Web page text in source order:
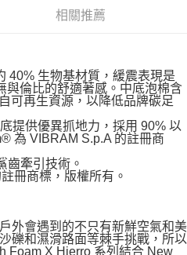
相關推薦
40% 生物基材質，緩震表現是
與倫比的舒適著感。中底泡棉含
可再生資源，以降低品牌碳足
提供優異抓地力，採用 90% 以
為 VIBRAM S.p.A 的註冊商
齒牽引技術。
冊商標，版權所有。
外會遇到的不只有新鮮空氣和美
礫和濕滑路面等棘手挑戰，所以
Foam X Hierro 系列結合 New